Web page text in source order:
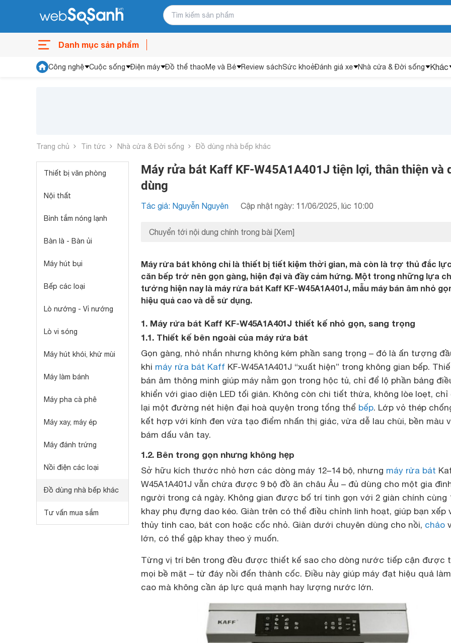
Danh mục sản phẩm
Công nghệ Cuộc sống Điện máy Đồ thể thaoMẹ và Bé Review sáchSức khoẻĐánh giá xe Nhà cửa & Đời sống Khác
Trang chủ Tin tức Nhà cửa & Đời sống Đồ dùng nhà bếp khác
Thiết bị văn phòng
Nội thất
Bình tắm nóng lạnh
Bàn là - Bàn ủi
Máy hút bụi
Bếp các loại
Lò nướng - Vỉ nướng
Lò vi sóng
Máy hút khói, khử mùi
Máy làm bánh
Máy pha cà phê
Máy xay, máy ép
Máy đánh trứng
Nồi điện các loại
Đồ dùng nhà bếp khác
Tư vấn mua sắm
Máy rửa bát Kaff KF-W45A1A401J tiện lợi, thân thiện và
dùng
Tác giả: Nguyễn Nguyên Cập nhật ngày: 11/06/2025, lúc 10:00
Chuyển tới nội dung chính trong bài [Xem]
Máy rửa bát không chỉ là thiết bị tiết kiệm thời gian, mà còn là trợ thủ đắc
căn bếp trở nên gọn gàng, hiện đại và đầy cảm hứng. Một trong những lựa
tưởng hiện nay là máy rửa bát Kaff KF-W45A1A401J, mẫu máy bán âm nhỏ
hiệu quả cao và dễ sử dụng.
1. Máy rửa bát Kaff KF-W45A1A401J thiết kế nhỏ gọn, sang trọng
1.1. Thiết kế bên ngoài của máy rửa bát
Gọn gàng, nhỏ nhắn nhưng không kém phần sang trọng – đó là ấn tượng
khi máy rửa bát Kaff KF-W45A1A401J “xuất hiện” trong không gian bếp.
bán âm thông minh giúp máy nằm gọn trong hộc tủ, chỉ để lộ phần bảng
khiển với giao diện LED tối giản. Không còn chi tiết thừa, không lòe loẹt, chỉ
lại một đường nét hiện đại hoà quyện trong tổng thể bếp. Lớp vỏ thép
kết hợp với kính đen vừa tạo điểm nhấn thị giác, vừa dễ lau chùi, bền màu
bám dấu vân tay.
1.2. Bên trong gọn nhưng không hẹp
Sở hữu kích thước nhỏ hơn các dòng máy 12–14 bộ, nhưng máy rửa bát
W45A1A401J vẫn chứa được 9 bộ đồ ăn châu Âu – đủ dùng cho một gia
người trong cả ngày. Không gian được bố trí tinh gọn với 2 giàn chính cùng
khay phụ đựng dao kéo. Giàn trên có thể điều chỉnh linh hoạt, giúp bạn xếp
thủy tinh cao, bát con hoặc cốc nhỏ. Giàn dưới chuyên dùng cho nồi, chảo
lớn, có thể gập khay theo ý muốn.
Từng vị trí bên trong đều được thiết kế sao cho dòng nước tiếp cận được
mọi bề mặt – từ đáy nồi đến thành cốc. Điều này giúp máy đạt hiệu quả
cao mà không cần áp lực quá mạnh hay lượng nước lớn.